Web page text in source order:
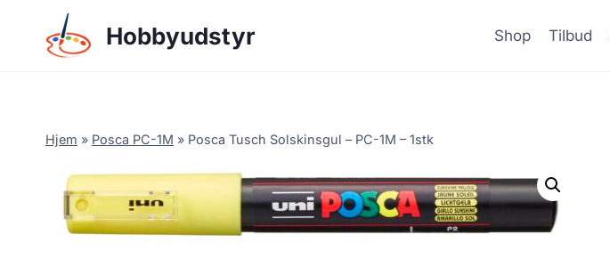
content
Hobbyudstyr Shop Tilbud
Hjem » Posca PC-1M » Posca Tusch Solskinsgul – PC-1M – 1stk